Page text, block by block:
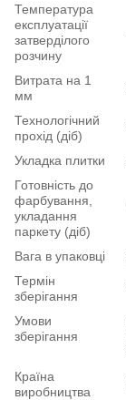
Температура
експлуатації
затверділого
розчину
Витрата на 1
мм
Технологічний
прохід (діб)
Укладка плитки
Готовність до
фарбування,
укладання
паркету (діб)
Вага в упаковці
Термін
зберігання
Умови
зберігання
Країна
виробництва